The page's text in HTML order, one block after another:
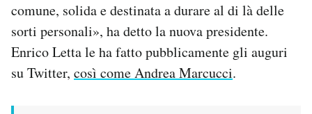
comune, solida e destinata a durare al di là delle
sorti personali», ha detto la nuova presidente.
Enrico Letta le ha fatto pubblicamente gli auguri
su Twitter, così come Andrea Marcucci.